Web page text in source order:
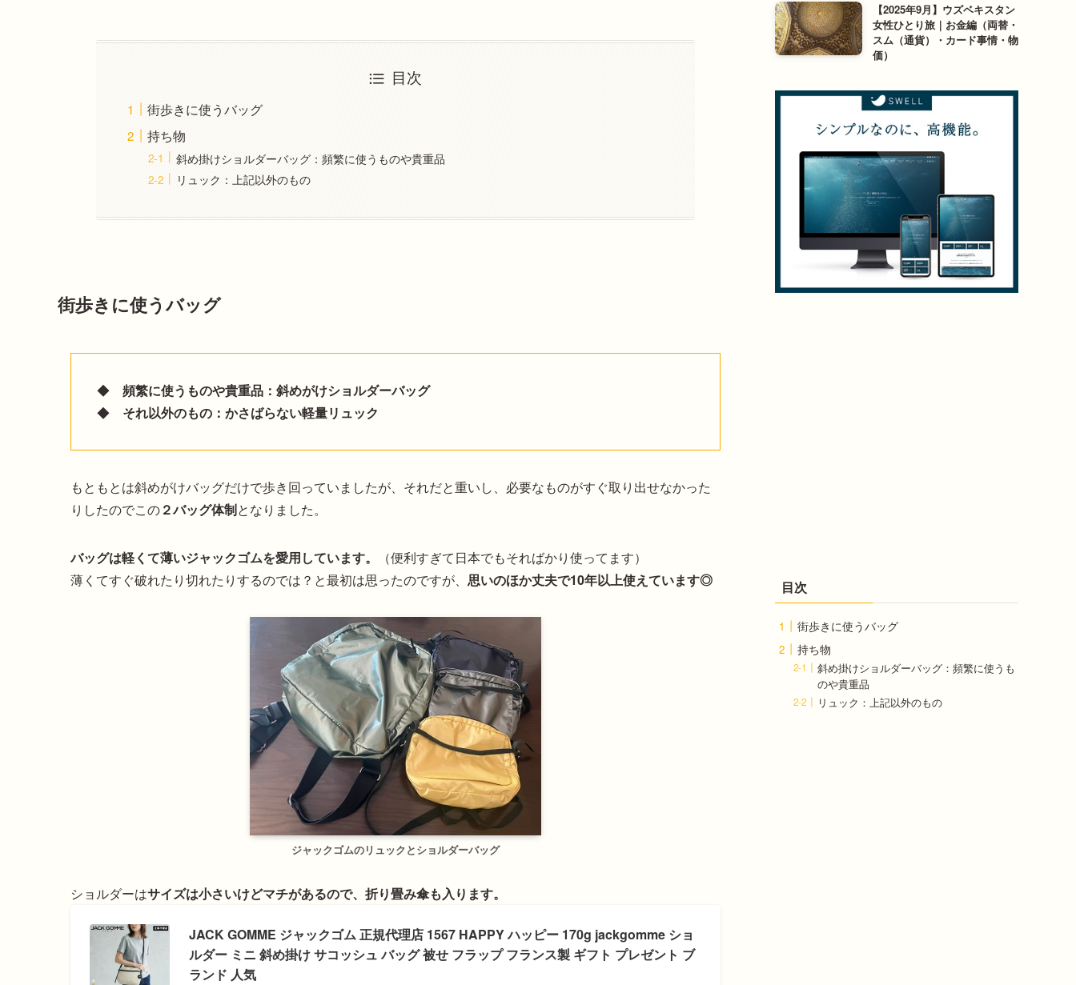
目次
街歩きに使うバッグ
持ち物
斜め掛けショルダーバッグ：頻繁に使うものや貴重品
リュック：上記以外のもの
街歩きに使うバッグ
◆ 頻繁に使うものや貴重品：斜めがけショルダーバッグ
◆ それ以外のもの：かさばらない軽量リュック
もともとは斜めがけバッグだけで歩き回っていましたが、それだと重いし、必要なものがすぐ取り出せなかった
りしたのでこの２バッグ体制となりました。
バッグは軽くて薄いジャックゴムを愛用しています。
（便利すぎて日本でもそればかり使ってます）
薄くてすぐ破れたり切れたりするのでは？と最初は思ったのですが、 思いのほか丈夫で10年以上使えています◎
ジャックゴムのリュックとショルダーバッグ
ショルダーはサイズは小さいけどマチがあるので、折り畳み傘も入ります。
JACK GOMME ジャックゴム 正規代理店 1567 HAPPY ハッピー 170g jackgomme ショ
ルダー ミニ 斜め掛け サコッシュ バッグ 被せ フラップ フランス製 ギフト プレゼント ブ
ランド 人気
【2025年9月】ウズベキスタン
女性ひとり旅｜お金編（両替・
スム（通貨）・カード事情・物
価）
目次
街歩きに使うバッグ
持ち物
斜め掛けショルダーバッグ：頻繁に使うも
のや貴重品
リュック：上記以外のもの